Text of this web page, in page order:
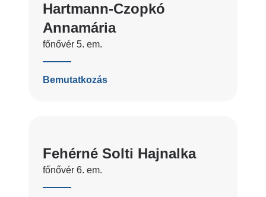
Hartmann-Czopkó
Annamária
főnővér 5. em.
Bemutatkozás
Fehérné Solti Hajnalka
főnővér 6. em.